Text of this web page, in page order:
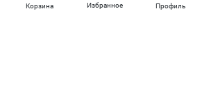
Корзина Избранное Профиль